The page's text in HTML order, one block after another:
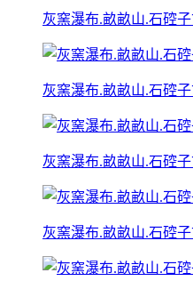
灰窯瀑布.畝畝山.石硿
灰窯瀑布.畝畝山.石硿
灰窯瀑布.畝畝山.石硿
灰窯瀑布.畝畝山.石硿